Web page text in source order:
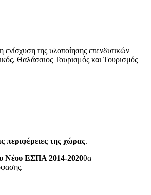
η ενίσχυση της υλοποίησης επενδυτικών
Θαλάσσιος Τουρισμός και Τουρισμός
περιφέρειες της χώρας.
Νέου ΕΣΠΑ 2014-2020θα